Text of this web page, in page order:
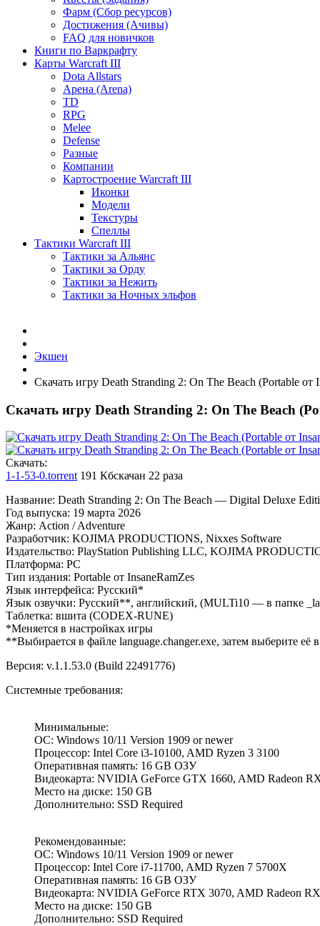
Фарм (Сбор ресурсов)
Достижения (Ачивы)
FAQ для новичков
Книги по Варкрафту
Карты Warcraft III
Dota Allstars
Арена (Arena)
TD
RPG
Melee
Defense
Разные
Компании
Картостроение Warcraft III
Иконки
Модели
Текстуры
Спеллы
Тактики Warcraft III
Тактики за Альянс
Тактики за Орду
Тактики за Нежить
Тактики за Ночных эльфов
Экшен
Скачать игру Death Stranding 2: On The Beach (Portable от
Скачать игру Death Stranding 2: On The Beach
Cкачать:
1-1-53-0.torrent 191 Кбскачан 22 раза
Название: Death Stranding 2: On The Beach — Digital Deluxe
Год выпуска: 19 марта 2026
Жанр: Action / Adventure
Разработчик: KOJIMA PRODUCTIONS, Nixxes Software
Издательство: PlayStation Publishing LLC, KOJIMA
Платформа: PC
Тип издания: Portable от InsaneRamZes
Язык интерфейса: Русский*
Язык озвучки: Русский**, английский, (MULTi10 — в папке
Таблетка: вшита (CODEX-RUNE)
*Меняется в настройках игры
**Выбирается в файле language.changer.exe, затем выберите её
Версия: v.1.1.53.0 (Build 22491776)
Системные требования:
Минимальные:
ОС: Windows 10/11 Version 1909 or newer
Процессор: Intel Core i3-10100, AMD Ryzen 3 3100
Оперативная память: 16 GB ОЗУ
Видеокарта: NVIDIA GeForce GTX 1660, AMD Radeon
Место на диске: 150 GB
Дополнительно: SSD Required
Рекомендованные:
ОС: Windows 10/11 Version 1909 or newer
Процессор: Intel Core i7-11700, AMD Ryzen 7 5700X
Оперативная память: 16 GB ОЗУ
Видеокарта: NVIDIA GeForce RTX 3070, AMD Radeon
Место на диске: 150 GB
Дополнительно: SSD Required